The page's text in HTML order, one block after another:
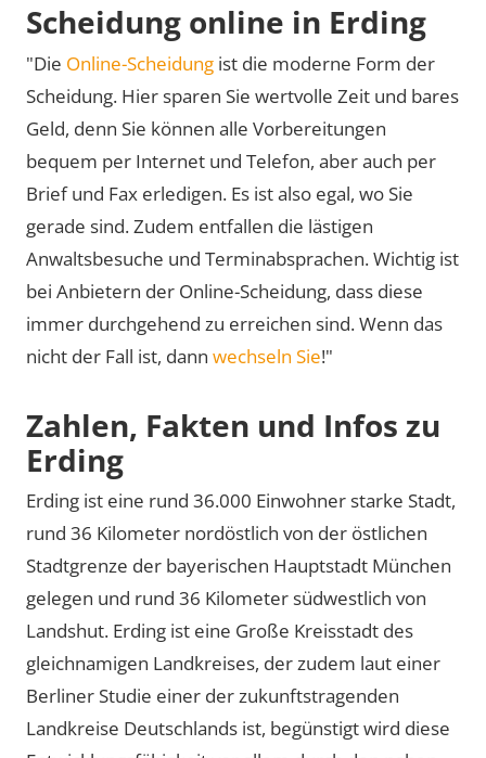
Scheidung online in Erding
"Die Online-Scheidung ist die moderne Form der
Scheidung. Hier sparen Sie wertvolle Zeit und bares
Geld, denn Sie können alle Vorbereitungen
bequem per Internet und Telefon, aber auch per
Brief und Fax erledigen. Es ist also egal, wo Sie
gerade sind. Zudem entfallen die lästigen
Anwaltsbesuche und Terminabsprachen. Wichtig ist
bei Anbietern der Online-Scheidung, dass diese
immer durchgehend zu erreichen sind. Wenn das
nicht der Fall ist, dann wechseln Sie!"
Zahlen, Fakten und Infos zu
Erding
Erding ist eine rund 36.000 Einwohner starke Stadt,
rund 36 Kilometer nordöstlich von der östlichen
Stadtgrenze der bayerischen Hauptstadt München
gelegen und rund 36 Kilometer südwestlich von
Landshut. Erding ist eine Große Kreisstadt des
gleichnamigen Landkreises, der zudem laut einer
Berliner Studie einer der zukunftstragenden
Landkreise Deutschlands ist, begünstigt wird diese